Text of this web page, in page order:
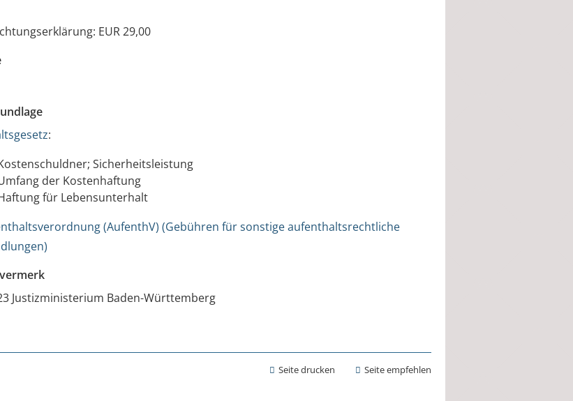
EUR 29,00
:
Sicherheitsleistung
der Kostenhaftung
für Lebensunterhalt
(AufenthV) (Gebühren für sonstige aufenthaltsrechtliche
Justizministerium Baden-Württemberg
Seite drucken Seite empfehlen